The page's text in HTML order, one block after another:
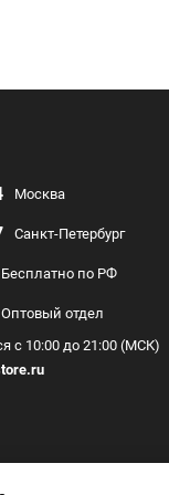
Москва
Санкт-Петербург
Бесплатно по РФ
Оптовый отдел
с 10:00 до 21:00 (МСК)